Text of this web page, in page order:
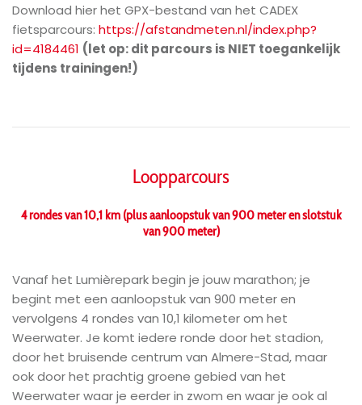
Download hier het GPX-bestand van het CADEX
fietsparcours: https://afstandmeten.nl/index.php?
id=4184461 (let op: dit parcours is NIET toegankelijk
tijdens trainingen!)
Loopparcours
4 rondes van 10,1 km (plus aanloopstuk van 900 meter en slotstuk
van 900 meter)
Vanaf het Lumièrepark begin je jouw marathon; je
begint met een aanloopstuk van 900 meter en
vervolgens 4 rondes van 10,1 kilometer om het
Weerwater. Je komt iedere ronde door het stadion,
door het bruisende centrum van Almere-Stad, maar
ook door het prachtig groene gebied van het
Weerwater waar je eerder in zwom en waar je ook al